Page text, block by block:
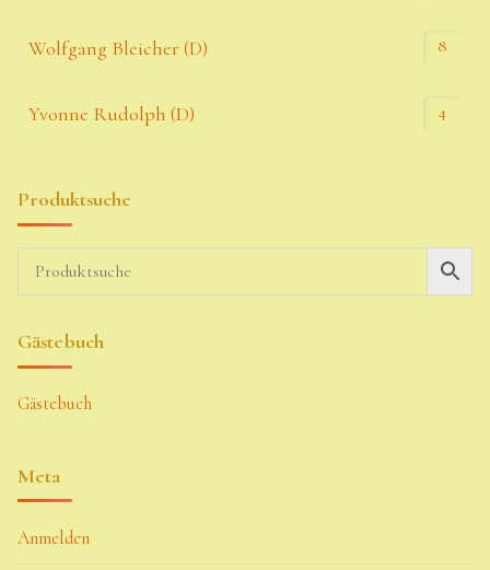
Wolfgang Bleicher (D) 8
Yvonne Rudolph (D) 4
Produktsuche
Gästebuch
Gästebuch
Meta
Anmelden